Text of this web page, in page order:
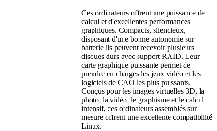
Ces ordinateurs offrent une puissance de
calcul et d'excellentes performances
graphiques. Compacts, silencieux,
disposant d'une bonne autonomie sur
batterie ils peuvent recevoir plusieurs
disques durs avec support RAID. Leur
carte graphique puissante permet de
prendre en charges les jeux vidéo et les
logiciels de CAO les plus puissants.
Conçus pour les images virtuelles 3D, la
photo, la vidéo, le graphisme et le calcul
intensif, ces ordinateurs assemblés sur
mesure offrent une excellente compatibilité
Linux.